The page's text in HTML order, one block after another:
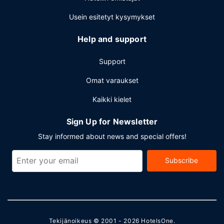
pysäköinti kuuluu myös palveluihin.
Usein esitetyt kysymykset
Help and support
Support
Omat varaukset
Kaikki kielet
Sign Up for Newsletter
Stay informed about news and special offers!
Subscribe
Tekijänoikeus © 2001 - 2026 HotelsOne.